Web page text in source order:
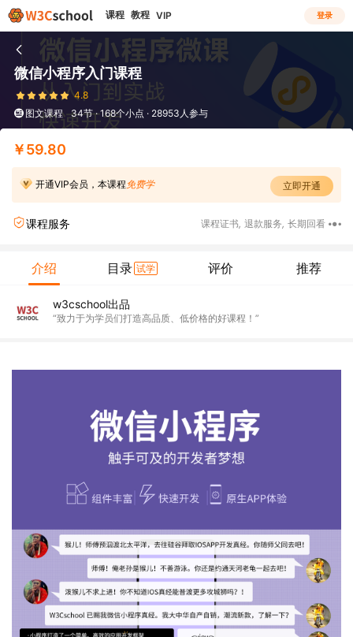
课程 教程 VIP 登录
微信小程序入门课程
4.8
图文课程
34节 · 168个小点 · 28953人参与
￥59.80
开通VIP会员，本课程 免费学 立即开通
课程服务 课程证书 退款服务 长期回看
介绍 目录 试学 评价 推荐
w3cschool出品
“致力于为学员们打造高品质、低价格的好课程！”